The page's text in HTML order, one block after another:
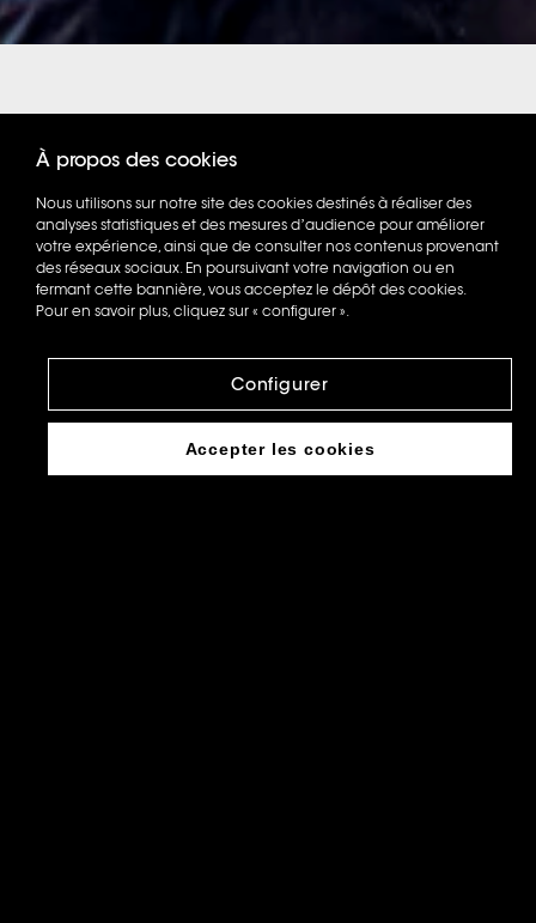
Tous
05.2023
À propos des cookies
Nous utilisons sur notre site des cookies destinés à réaliser des
analyses statistiques et des mesures d’audience pour améliorer
votre expérience, ainsi que de consulter nos contenus provenant
des réseaux sociaux. En poursuivant votre navigation ou en
fermant cette bannière, vous acceptez le dépôt des cookies.
Pour en savoir plus, cliquez sur « configurer ».
Configurer
Accepter les cookies